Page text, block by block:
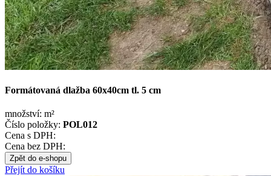
Formátovaná dlažba 60x40cm tl. 5 cm
množství: m²
Číslo položky: POL012
Cena s DPH:
Cena bez DPH:
Zpět do e-shopu
Přejít do košíku